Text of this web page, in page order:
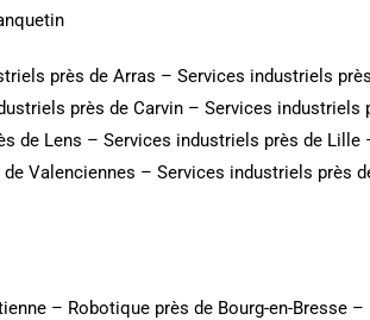
près de Arras – Services industriels
près de Carvin – Services industriels
de Lens – Services industriels près de Lille
Valenciennes – Services industriels près
– Robotique près de Bourg-en-Bresse –